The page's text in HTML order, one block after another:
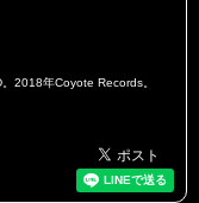
2018年Coyote Records。